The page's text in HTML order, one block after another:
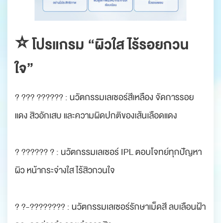
⭐️ โปรแกรม “ผิวใส ไร้รอยกวน
ใจ”
? ??? ?????? : นวัตกรรมเลเซอร์สีเหลือง จัดการรอย
แดง สิวอักเสบ และความผิดปกติของเส้นเลือดแดง
? ?????? ? : นวัตกรรมเลเซอร์ IPL ตอบโจทย์ทุกปัญหา
ผิว หน้ากระจ่างใส ไร้สิวกวนใจ
? ?-???????? : นวัตกรรมเลเซอร์รักษาเม็ดสี ลบเลือนฝ้า